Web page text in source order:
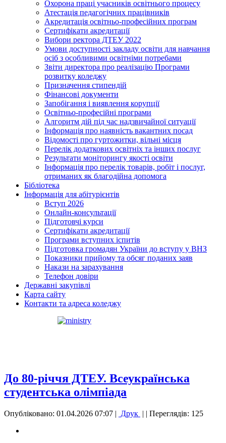
Охорона праці учасників освітнього процесу
Атестація педагогічних працівників
Акредитація освітньо-професійних програм
Сертифікати акредитації
Вибори ректора ДТЕУ 2022
Умови доступності закладу освіти для навчання
осіб з особливими освітніми потребами
Звіти директора про реалізацію Програми
розвитку коледжу
Призначення стипендій
Фінансові документи
Запобігання і виявлення корупції
Освітньо-професійні програми
Алгоритм дій під час надзвичайної ситуації
Інформація про наявність вакантних посад
Відомості про гуртожитки, вільні місця
Перелік додаткових освітніх та інших послуг
Результати моніторингу якості освіти
Інформація про перелік товарів, робіт і послуг,
отриманих як благодійна допомога
Бібліотека
Інформація для абітурієнтів
Вступ 2026
Онлайн-консультації
Підготовчі курси
Сертифікати акредитації
Програми вступних іспитів
Підготовка громадян України до вступу у ВНЗ
Показники прийому та обсяг поданих заяв
Накази на зарахування
Телефон довіри
Державні закупівлі
Карта сайту
Контакти та адреса коледжу
До 80-річчя ДТЕУ. Всеукраїнська
студентська олімпіада
Опубліковано: 01.04.2026 07:07 | Друк | | Переглядів: 125